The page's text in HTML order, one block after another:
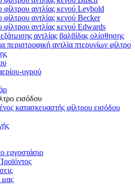
φίλτρου αντλίας κενού Leybold
φίλτρου αντλίας κενού Becker
φίλτρου αντλίας κενού Edwards
αντλίας βαλβίδας ολίσθησης
περιστροφική αντλία πτερυγίων φίλτρο
υγρού
εισόδου
κατασκευαστής φίλτρου εισόδου
εργοστάσιο
μας